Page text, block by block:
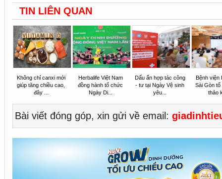
TIN LIÊN QUAN
Không chỉ canxi mới
giúp tăng chiều cao,
đây ...
Herbalife Việt Nam
đồng hành tổ chức
Ngày Di...
Dấu ấn hợp tác công
- tư tại Ngày Vệ sinh
yêu...
Bệnh viện
Sài Gòn
thảo
Bài viết đóng góp, xin gửi về email: